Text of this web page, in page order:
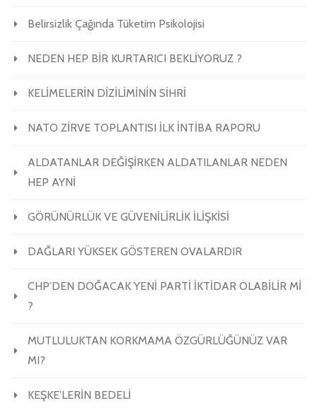
Belirsizlik Çağında Tüketim Psikolojisi
NEDEN HEP BİR KURTARICI BEKLİYORUZ ?
KELİMELERİN DİZİLİMİNİN SİHRİ
NATO ZİRVE TOPLANTISI İLK İNTİBA RAPORU
ALDATANLAR DEĞİŞİRKEN ALDATILANLAR NEDEN
HEP AYNİ
GÖRÜNÜRLÜK VE GÜVENİLİRLİK İLİŞKİSİ
DAĞLARI YÜKSEK GÖSTEREN OVALARDIR
CHP’DEN DOĞACAK YENİ PARTİ İKTİDAR OLABİLİR Mİ
?
MUTLULUKTAN KORKMAMA ÖZGÜRLÜĞÜNÜZ VAR
MI?
KEŞKE’LERİN BEDELİ